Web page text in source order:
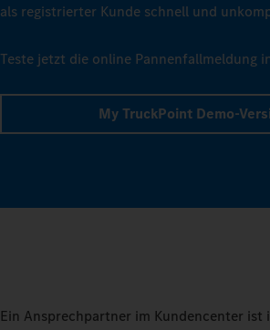
als registrierter Kunde schnell und
Teste jetzt die online Pannenfallmeldung
My TruckPoint Demo-
Ein Ansprechpartner im Kundencenter ist